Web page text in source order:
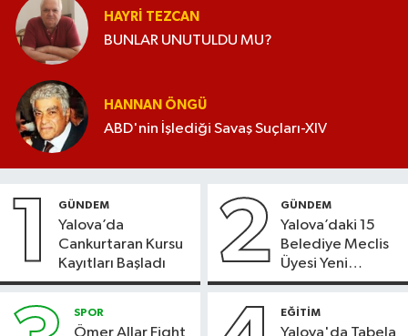
HAYRI TEZCAN
BUNLAR UNUTULDU MU?
HANNAN ÖNGÜ
ABD'nin İşlediği Savaş Suçları-XIV
1 GÜNDEM
Yalova’da
Cankurtaran Kursu
Kayıtları Başladı
2 GÜNDEM
Yalova’daki 15
Belediye Meclis
Üyesi Yeni
Parti’ye Geçiyor
SPOR EĞİTİM